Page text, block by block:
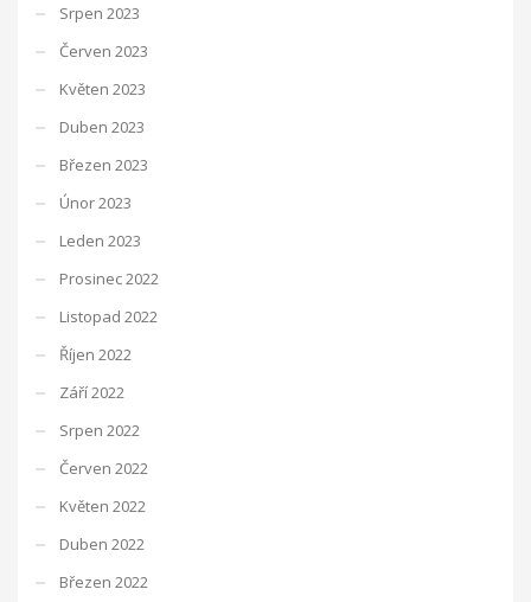
Srpen 2023
Červen 2023
Květen 2023
Duben 2023
Březen 2023
Únor 2023
Leden 2023
Prosinec 2022
Listopad 2022
Říjen 2022
Září 2022
Srpen 2022
Červen 2022
Květen 2022
Duben 2022
Březen 2022